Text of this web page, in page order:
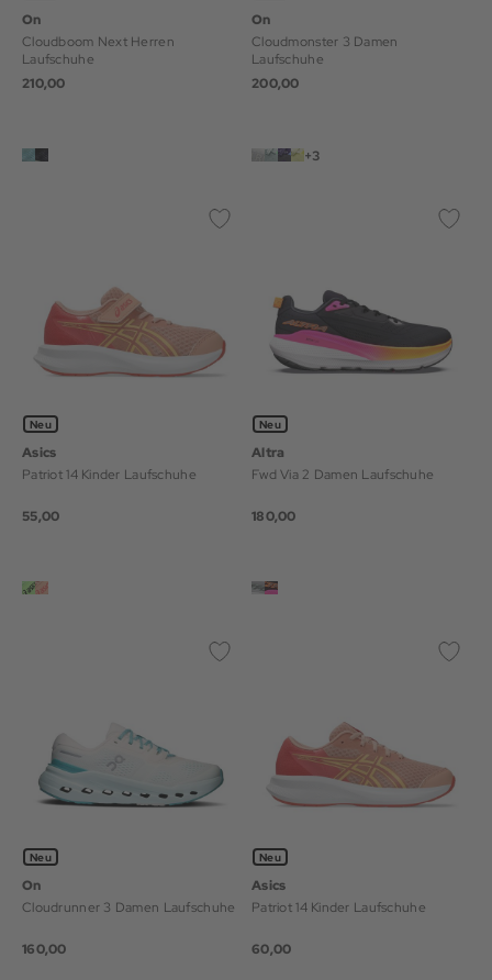
On
Cloudboom Next Herren
Laufschuhe
210,00
On
Cloudmonster 3 Damen
Laufschuhe
200,00
+3
Neu
Asics
Patriot 14 Kinder Laufschuhe
55,00
Neu
Altra
Fwd Via 2 Damen Laufschuhe
180,00
Neu
On
Cloudrunner 3 Damen Laufschuhe
160,00
Neu
Asics
Patriot 14 Kinder Laufschuhe
60,00